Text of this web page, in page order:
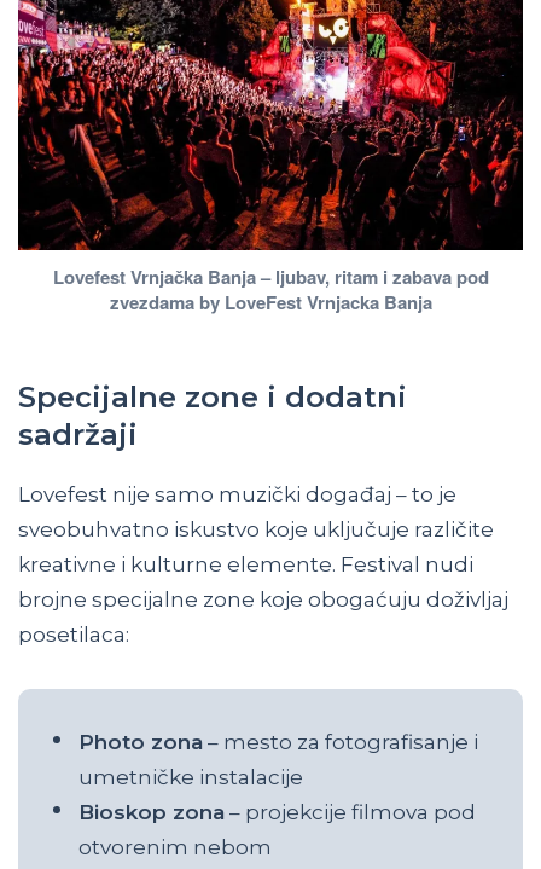
Lovefest Vrnjačka Banja – ljubav, ritam i zabava pod
zvezdama by LoveFest Vrnjacka Banja
Specijalne zone i dodatni
sadržaji
Lovefest nije samo muzički događaj – to je
sveobuhvatno iskustvo koje uključuje različite
kreativne i kulturne elemente. Festival nudi
brojne specijalne zone koje obogaćuju doživljaj
posetilaca:
Photo zona – mesto za fotografisanje i
umetničke instalacije
Bioskop zona – projekcije filmova pod
otvorenim nebom